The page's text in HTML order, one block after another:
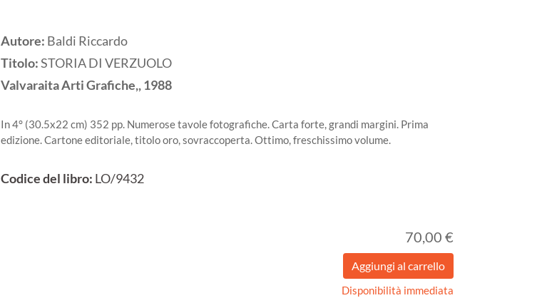
Autore: Baldi Riccardo
Titolo:STORIA DI VERZUOLO
Valvaraita Arti Grafiche,,1988
In 4° (30.5x22 cm) 352 pp. Numerose tavole fotografiche. Carta forte, grandi margini. Prima
edizione. Cartone editoriale, titolo oro, sovraccoperta. Ottimo, freschissimo volume.
Codice del libro: LO/9432
70,00 €
Disponibilità immediata